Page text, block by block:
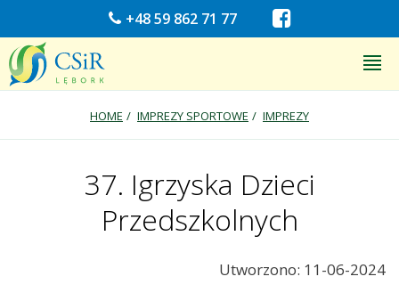
+48 59 862 71 77
HOME IMPREZY SPORTOWE IMPREZY
37. Igrzyska Dzieci
Przedszkolnych
Utworzono: 11-06-2024